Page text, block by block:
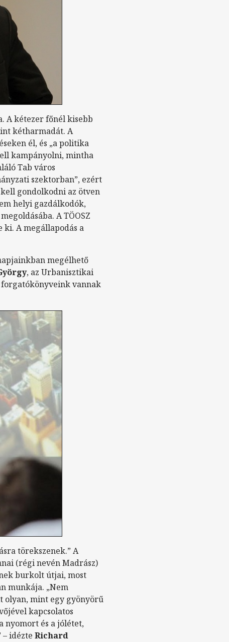
A kétezer főnél kisebb
kétharmadát. A
él, és „a politika
kampányolni, mintha
Tab város
szektorban”, ezért
gondolkodni az ötven
helyi gazdálkodók,
A TÖOSZ
A megállapodás a
megélhető
, az Urbanisztikai
forgatókönyveink vannak
törekszenek.” A
(régi nevén Madrász)
burkolt útjai, most
munkája. „Nem
olyan, mint egy gyönyörű
kapcsolatos
nyomort és a jólétet,
idézte Richard